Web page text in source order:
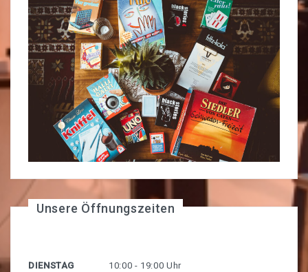
Unsere Öffnungszeiten
DIENSTAG 10:00 - 19:00 Uhr